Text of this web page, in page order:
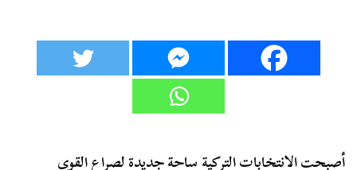
أصبحت الانتخابات التركية ساحة جديدة لصراع القوى